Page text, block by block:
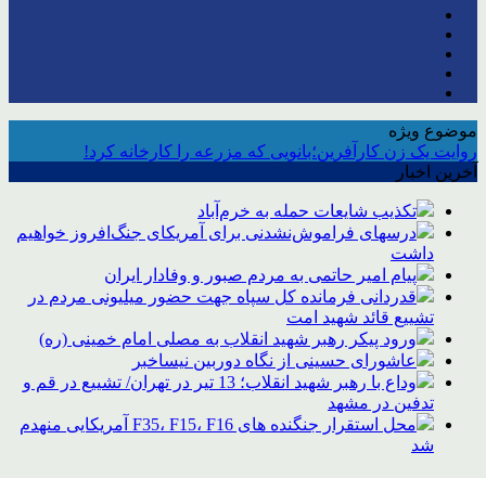
موضوع ویژه
روایت یک زن کارآفرین؛بانویی که مزرعه را کارخانه کرد!
آخرین اخبار
تکذیب شایعات حمله به خرم‌آباد
درسهای فراموش‌نشدنی برای آمریکای جنگ‌افروز خواهیم
داشت
پیام امیر حاتمی به مردم صبور و وفادار ایران
قدردانی فرمانده کل سپاه جهت حضور میلیونی مردم در
تشییع قائد شهید امت
ورود پیکر رهبر شهید انقلاب به مصلی امام خمینی (ره)
عاشورای حسینی از نگاه دوربین نیساخبر
وداع با رهبر شهید انقلاب؛ 13 تیر در تهران/ تشییع در قم و
تدفین در مشهد
محل استقرار جنگنده های F35، F15، F16 آمریکایی منهدم
شد